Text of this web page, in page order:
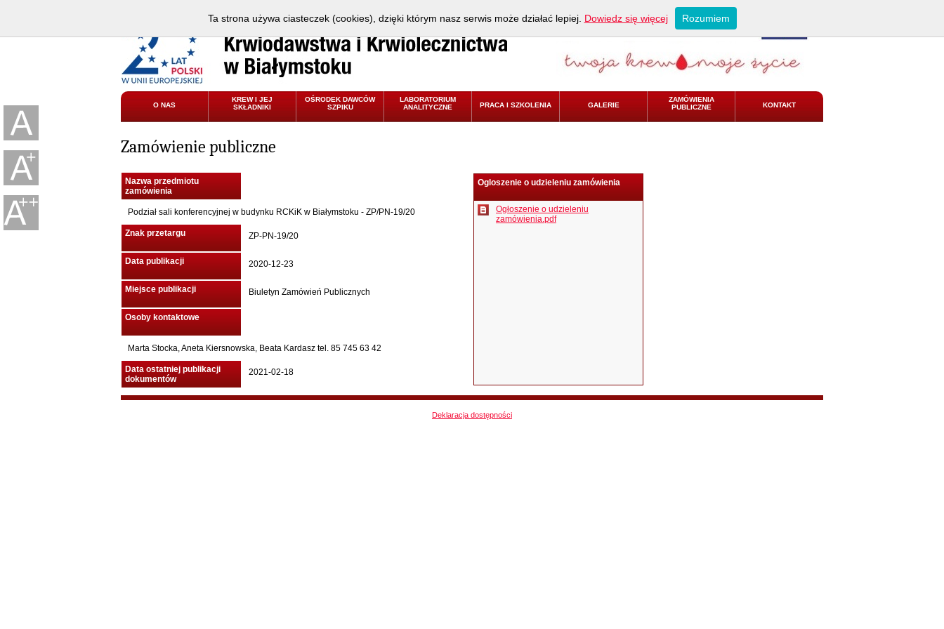
O NAS
KREW I JEJ
SKŁADNIKI
OŚRODEK DAWCÓW
SZPIKU
LABORATORIUM
ANALITYCZNE
PRACA I SZKOLENIA GALERIE
ZAMÓWIENIA
PUBLICZNE
KONTAKT
Zamówienie publiczne
Nazwa przedmiotu
zamówienia
Podział sali konferencyjnej w budynku RCKiK w Białymstoku - ZP/PN-19/20
Znak przetargu ZP-PN-19/20
Data publikacji 2020-12-23
Miejsce publikacji Biuletyn Zamówień Publicznych
Osoby kontaktowe
Marta Stocka, Aneta Kiersnowska, Beata Kardasz tel. 85 745 63 42
Data ostatniej publikacji
dokumentów
2021-02-18
Ogloszenie o udzieleniu zamówienia
Ogłoszenie o udzieleniu
zamówienia.pdf
Deklaracja dostępności
Ta strona używa ciasteczek (cookies), dzięki którym nasz serwis może działać lepiej. Dowiedz się więcej Rozumiem